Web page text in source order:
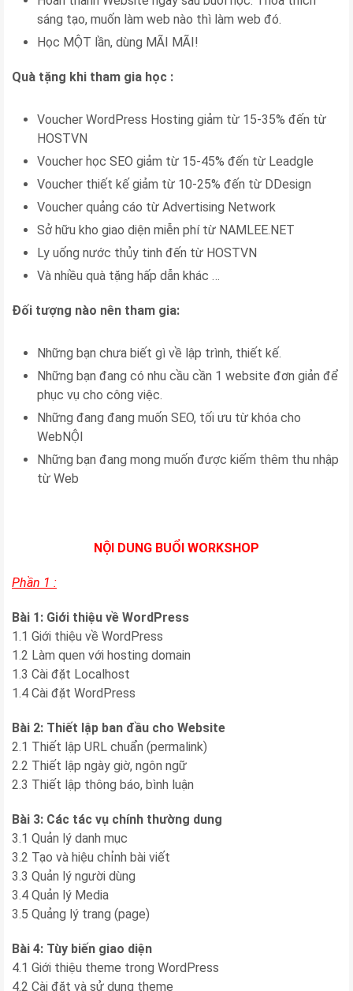
sáng tạo, muốn làm web nào thì làm web đó.
Học MỘT lần, dùng MÃI MÃI!
Quà tặng khi tham gia học :
Voucher WordPress Hosting giảm từ 15-35% đến từ
HOSTVN
Voucher học SEO giảm từ 15-45% đến từ Leadgle
Voucher thiết kế giảm từ 10-25% đến từ DDesign
Voucher quảng cáo từ Advertising Network
Sở hữu kho giao diện miễn phí từ NAMLEE.NET
Ly uống nước thủy tinh đến từ HOSTVN
Và nhiều quà tặng hấp dẫn khác …
Đối tượng nào nên tham gia:
Những bạn chưa biết gì về lập trình, thiết kế.
Những bạn đang có nhu cầu cần 1 website đơn giản để
phục vụ cho công việc.
Những đang đang muốn SEO, tối ưu từ khóa cho
WebNỘI
Những bạn đang mong muốn được kiếm thêm thu nhập
từ Web
NỘI DUNG BUỔI WORKSHOP
Phần 1 :
Bài 1: Giới thiệu về WordPress
1.1 Giới thiệu về WordPress
1.2 Làm quen với hosting domain
1.3 Cài đặt Localhost
1.4 Cài đặt WordPress
Bài 2: Thiết lập ban đầu cho Website
2.1 Thiết lập URL chuẩn (permalink)
2.2 Thiết lập ngày giờ, ngôn ngữ
2.3 Thiết lập thông báo, bình luận
Bài 3: Các tác vụ chính thường dung
3.1 Quản lý danh mục
3.2 Tạo và hiệu chỉnh bài viết
3.3 Quản lý người dùng
3.4 Quản lý Media
3.5 Quảng lý trang (page)
Bài 4: Tùy biến giao diện
4.1 Giới thiệu theme trong WordPress
4.2 Cài đặt và sử dụng theme